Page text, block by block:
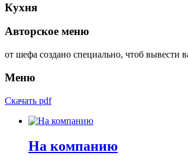
Кухня
Авторское меню
от шефа создано специально, чтоб вывести
Меню
Скачать pdf
На компанию